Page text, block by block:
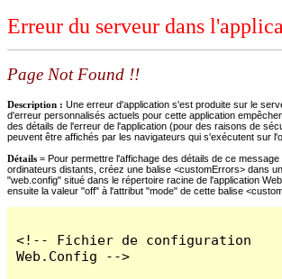
Erreur du serveur dans
Page Not Found !!
Description : Une erreur d'application s'est produite sur le
d'erreur personnalisés actuels pour cette application
des détails de l'erreur de l'application (pour des raisons de
peuvent être affichés par les navigateurs qui s'exécutent sur
Détails = Pour permettre l'affichage des détails de ce
ordinateurs distants, créez une balise <customErrors> dans
"web.config" situé dans le répertoire racine de l'application
ensuite la valeur "off" à l'attribut "mode" de cette balise
<!-- Fichier de configuration
Web.Config -->